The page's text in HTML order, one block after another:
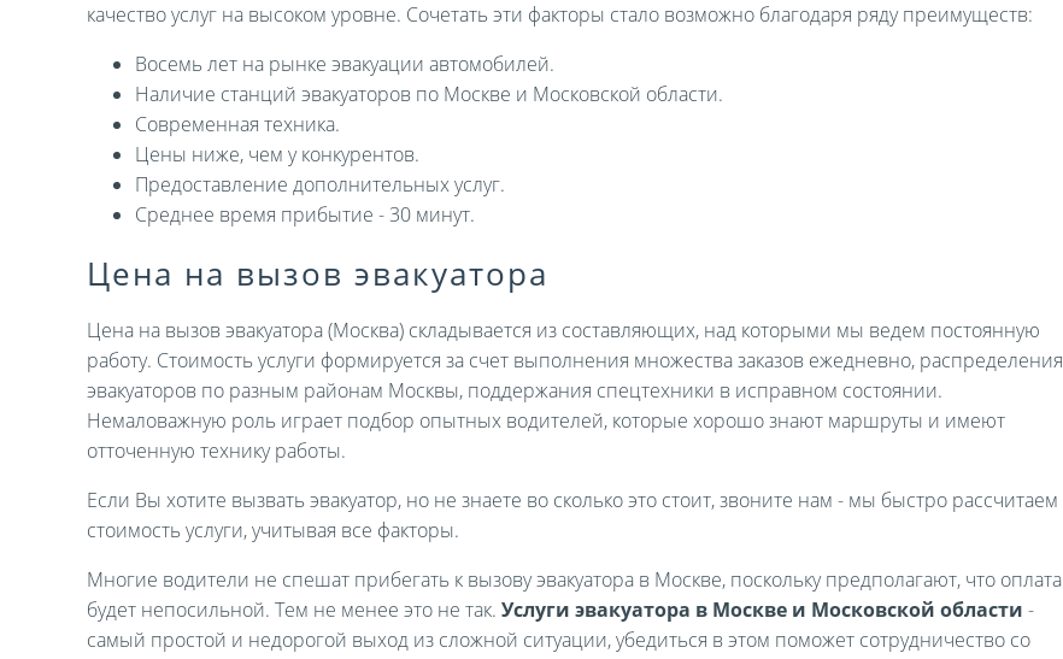
качество услуг на высоком уровне. Сочетать эти факторы стало возможно благодаря ряду преимуществ:
Восемь лет на рынке эвакуации автомобилей.
Наличие станций эвакуаторов по Москве и Московской области.
Современная техника.
Цены ниже, чем у конкурентов.
Предоставление дополнительных услуг.
Среднее время прибытие - 30 минут.
Цена на вызов эвакуатора
Цена на вызов эвакуатора (Москва) складывается из составляющих, над которыми мы ведем постоянную
работу. Стоимость услуги формируется за счет выполнения множества заказов ежедневно, распределения
эвакуаторов по разным районам Москвы, поддержания спецтехники в исправном состоянии.
Немаловажную роль играет подбор опытных водителей, которые хорошо знают маршруты и имеют
отточенную технику работы.
Если Вы хотите вызвать эвакуатор, но не знаете во сколько это стоит, звоните нам - мы быстро рассчитаем
стоимость услуги, учитывая все факторы.
Многие водители не спешат прибегать к вызову эвакуатора в Москве, поскольку предполагают, что оплата
будет непосильной. Тем не менее это не так. Услуги эвакуатора в Москве и Московской области -
самый простой и недорогой выход из сложной ситуации, убедиться в этом поможет сотрудничество со